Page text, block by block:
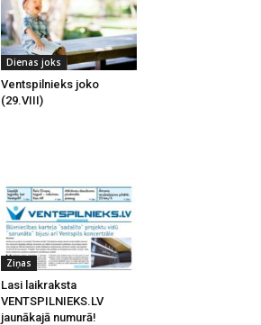
Dienas joks
Ventspilnieks joko
(29.VIII)
Ziņas
Lasi laikraksta
VENTSPILNIEKS.LV
jaunākajā numurā!